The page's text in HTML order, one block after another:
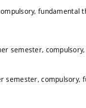
fundamental
semester,
semester, compulsory,